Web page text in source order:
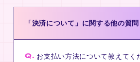
「決済について」に関する他の質問
Q. お支払い方法について教えてく